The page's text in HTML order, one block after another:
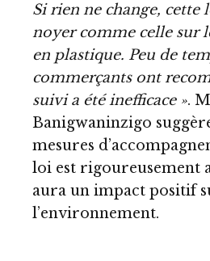
Si rien ne change, cette
noyer comme celle sur
en plastique. Peu de
commerçants ont
suivi a été inefficace ».
Banigwaninzigo
mesures
loi est rigoureusement
aura un impact positif
l’environnement.